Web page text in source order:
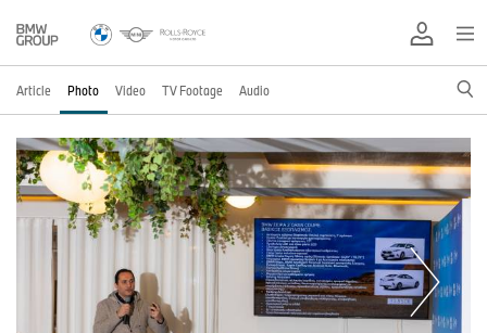
Article Photo Video TV Footage Audio